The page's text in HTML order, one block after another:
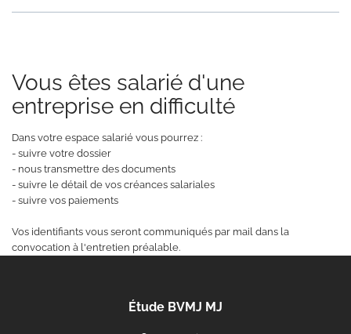
Vous êtes salarié d'une
entreprise en difficulté
Dans votre espace salarié vous pourrez :
- suivre votre dossier
- nous transmettre des documents
- suivre le détail de vos créances salariales
- suivre vos paiements
Vos identifiants vous seront communiqués par mail dans la
convocation à l'entretien préalable.
Étude BVMJ MJ